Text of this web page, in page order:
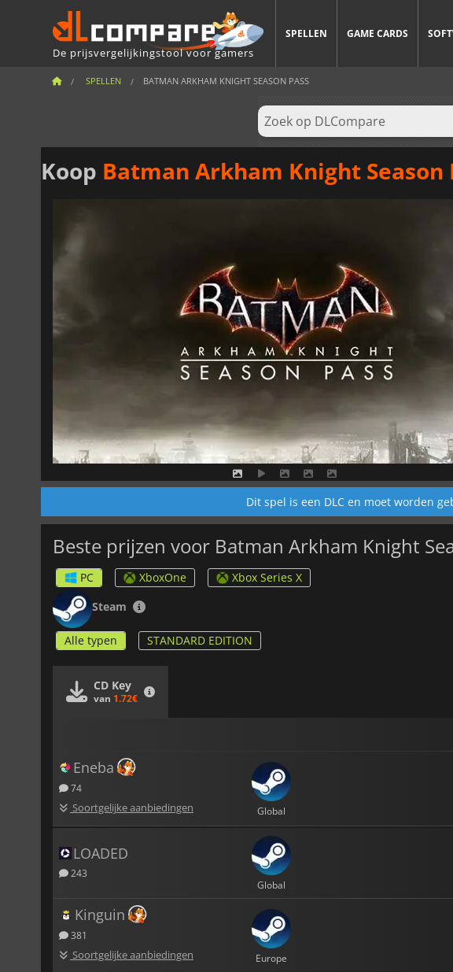
De prijsvergelijkingstool voor gamers
SPELLEN GAME CARDS
SPELLEN BATMAN ARKHAM KNIGHT SEASON PASS
Koop Batman Arkham Knight Season
Dit spel is een DLC en moet worden
Beste prijzen voor Batman Arkham Knight
PC XboxOne
Xbox Series X
Steam
Alle typen STANDARD EDITION
CD Key
van 1.72€
Eneba
74
Soortgelijke aanbiedingen Global
LOADED
243
Global
Kinguin
381
Soortgelijke aanbiedingen Europe